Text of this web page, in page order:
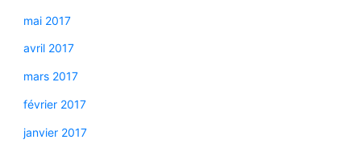
mai 2017
avril 2017
mars 2017
février 2017
janvier 2017